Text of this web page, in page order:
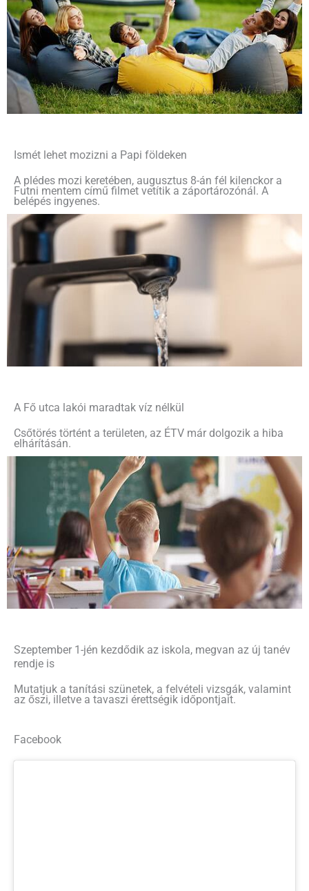
Ismét lehet mozizni a Papi földeken
A plédes mozi keretében, augusztus 8-án fél kilenckor a
Futni mentem című filmet vetítik a záportározónál. A
belépés ingyenes.
A Fő utca lakói maradtak víz nélkül
Csőtörés történt a területen, az ÉTV már dolgozik a hiba
elhárításán.
Szeptember 1-jén kezdődik az iskola, megvan az új tanév
rendje is
Mutatjuk a tanítási szünetek, a felvételi vizsgák, valamint
az őszi, illetve a tavaszi érettségik időpontjait.
Facebook